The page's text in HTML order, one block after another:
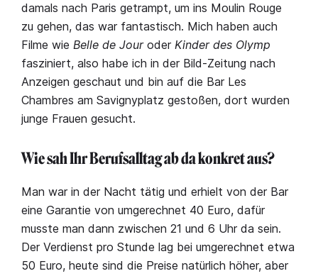
damals nach Paris getrampt, um ins Moulin Rouge
zu gehen, das war fantastisch. Mich haben auch
Filme wie Belle de Jouroder Kinder des Olymp
fasziniert, also habe ich in der Bild-Zeitung nach
Anzeigen geschaut und bin auf die Bar Les
Chambres am Savignyplatz gestoßen, dort wurden
junge Frauen gesucht.
Wie sah Ihr Berufsalltag ab da konkret aus?
Man war in der Nacht tätig und erhielt von der Bar
eine Garantie von umgerechnet 40 Euro, dafür
musste man dann zwischen 21 und 6 Uhr da sein.
Der Verdienst pro Stunde lag bei umgerechnet etwa
50 Euro, heute sind die Preise natürlich höher, aber